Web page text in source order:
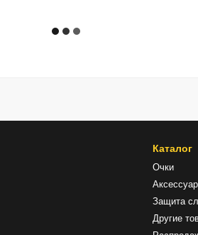
Каталог
Очки
Защита
Другие